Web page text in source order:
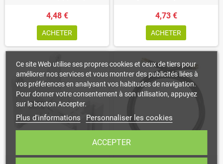
4,48 €
ACHETER
4,73 €
ACHETER
Ce site Web utilise ses propres cookies et ceux de tiers pour
améliorer nos services et vous montrer des publicités liées à
vos préférences en analysant vos habitudes de navigation.
Pour donner votre consentement à son utilisation, appuyez
sur le bouton Accepter.
Plus d'informations Personnaliser les cookies
ACCEPTER